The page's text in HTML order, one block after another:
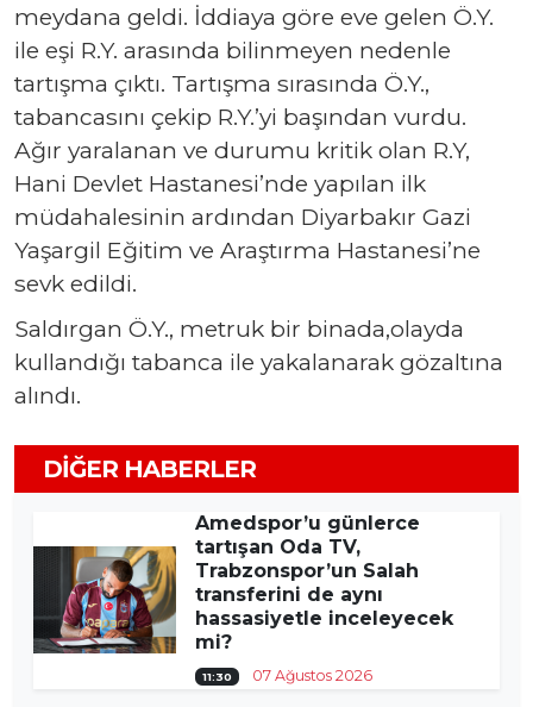
meydana geldi. İddiaya göre eve gelen Ö.Y.
ile eşi R.Y. arasında bilinmeyen nedenle
tartışma çıktı. Tartışma sırasında Ö.Y.,
tabancasını çekip R.Y.’yi başından vurdu.
Ağır yaralanan ve durumu kritik olan R.Y,
Hani Devlet Hastanesi’nde yapılan ilk
müdahalesinin ardından Diyarbakır Gazi
Yaşargil Eğitim ve Araştırma Hastanesi’ne
sevk edildi.
Saldırgan Ö.Y., metruk bir binada,olayda
kullandığı tabanca ile yakalanarak gözaltına
alındı.
DIĞER HABERLER
Amedspor’u günlerce
tartışan Oda TV,
Trabzonspor’un Salah
transferini de aynı
hassasiyetle inceleyecek
mi?
11:30 07 Ağustos 2026